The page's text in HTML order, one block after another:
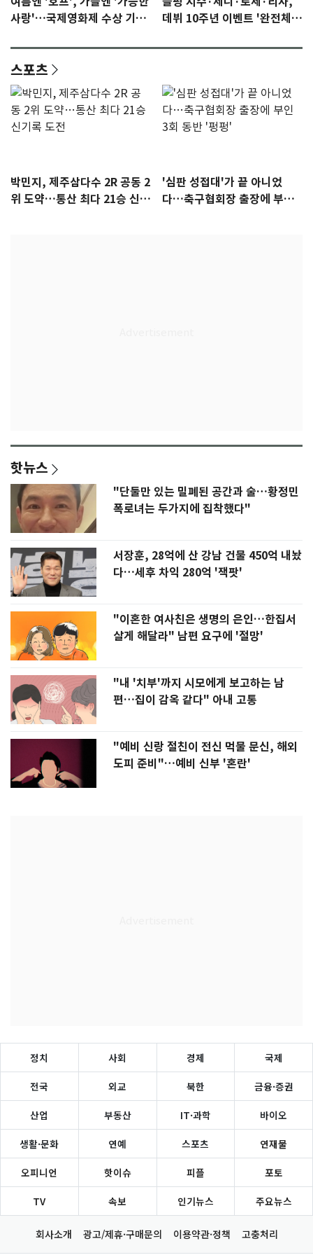
사랑'…국제영화제 수상 기대
데뷔 10주년 이벤트 '완전체'
스포츠
박민지, 제주삼다수 2R 공동 2
위 도약…통산 최다 21승 신기
'심판 성접대'가 끝 아니었
다…축구협회장 출장에 부인
핫뉴스
"단둘만 있는 밀폐된 공간과 술…황정민
폭로녀는 두가지에 집착했다"
서장훈, 28억에 산 강남 건물 450억 내놨
다…세후 차익 280억 '잭팟'
"이혼한 여사친은 생명의 은인…한집서
살게 해달라" 남편 요구에 '절망'
"내 '치부'까지 시모에게 보고하는 남
편…집이 감옥 같다" 아내 고통
"예비 신랑 절친이 전신 먹물 문신, 해외
도피 준비"…예비 신부 '혼란'
정치 사회 경제 국제
전국 외교 북한 금융·증권
산업 부동산 IT·과학 바이오
생활·문화 연예 스포츠 연재물
오피니언 핫이슈 피플 포토
TV 속보 인기뉴스 주요뉴스
회사소개 광고/제휴·구매문의 이용약관·정책 고충처리